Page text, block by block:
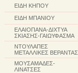
ΕΙΔΗ ΚΗΠΟΥ
ΕΙΔΗ ΜΠΑΝΙΟΥ
ΕΛΑΙΟΠΑΝΑ-ΔΙΧΤΥΑ
ΣΚΙΑΣΗΣ-ΓΑΙΩΥΦΑΣΜΑ
ΝΤΟΥΛΑΠΕΣ
ΜΕΤΑΛΛΙΚΕΣ ΒΕΡΑΝΤΑΣ
ΜΟΥΣΑΜΑΔΕΣ-
ΛΙΝΑΤΣΕΣ